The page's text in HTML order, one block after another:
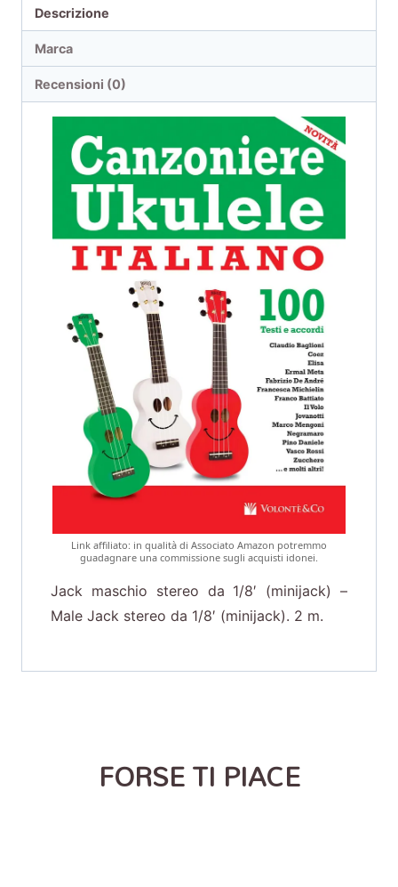
Descrizione
Marca
Recensioni (0)
Link affiliato: in qualità di Associato Amazon potremmo
guadagnare una commissione sugli acquisti idonei.
Jack maschio stereo da 1/8′ (minijack) –
Male Jack stereo da 1/8′ (minijack). 2 m.
FORSE TI PIACE